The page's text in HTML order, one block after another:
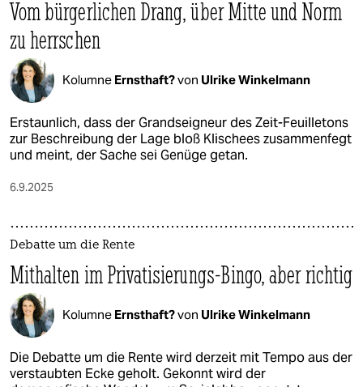
Vom bürgerlichen Drang, über Mitte und Norm
zu herrschen
Kolumne Ernsthaft?von Ulrike Winkelmann
Erstaunlich, dass der Grandseigneur des Zeit-Feuilletons
zur Beschreibung der Lage bloß Klischees zusammenfegt
und meint, der Sache sei Genüge getan.
6.9.2025
Debatte um die Rente
Mithalten im Privatisierungs-Bingo, aber richtig
Kolumne Ernsthaft?von Ulrike Winkelmann
Die Debatte um die Rente wird derzeit mit Tempo aus der
verstaubten Ecke geholt. Gekonnt wird der